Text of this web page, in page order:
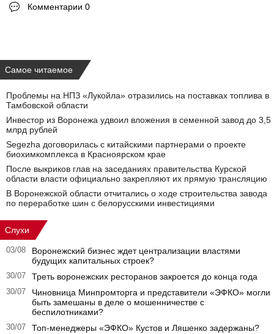
Комментарии 0
Самое читаемое
Проблемы на НПЗ «Лукойла» отразились на поставках топлива в
Тамбовской области
Инвестор из Воронежа удвоил вложения в семенной завод до 3,5
млрд рублей
Segezha договорилась с китайскими партнерами о проекте
биохимкомплекса в Красноярском крае
После выкриков глав на заседаниях правительства Курской
области власти официально закрепляют их прямую трансляцию
В Воронежской области отчитались о ходе строительства завода
по переработке шин с белорусскими инвестициями
Слухи
03/08
Воронежский бизнес ждет централизации властями
будущих капитальных строек?
30/07 Треть воронежских ресторанов закроется до конца года
30/07
Чиновница Минпромторга и представители «ЭФКО» могли
быть замешаны в деле о мошенничестве с
беспилотниками?
30/07 Топ-менеджеры «ЭФКО» Кустов и Ляшенко задержаны?